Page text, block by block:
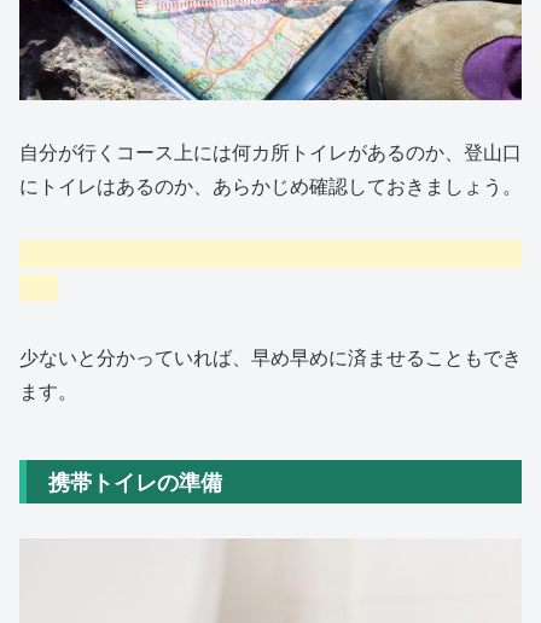
自分が行くコース上には何カ所トイレがあるのか、登山口
にトイレはあるのか、あらかじめ確認しておきましょう。
少ないと分かっていれば、早め早めに済ませることもでき
ます。
携帯トイレの準備